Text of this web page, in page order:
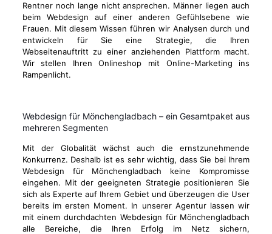
Rentner noch lange nicht ansprechen. Männer liegen auch
beim Webdesign auf einer anderen Gefühlsebene wie
Frauen. Mit diesem Wissen führen wir Analysen durch und
entwickeln für Sie eine Strategie, die Ihren
Webseitenauftritt zu einer anziehenden Plattform macht.
Wir stellen Ihren Onlineshop mit Online-Marketing ins
Rampenlicht.
Webdesign für Mönchengladbach – ein Gesamtpaket aus
mehreren Segmenten
Mit der Globalität wächst auch die ernstzunehmende
Konkurrenz. Deshalb ist es sehr wichtig, dass Sie bei Ihrem
Webdesign für Mönchengladbach keine Kompromisse
eingehen. Mit der geeigneten Strategie positionieren Sie
sich als Experte auf Ihrem Gebiet und überzeugen die User
bereits im ersten Moment. In unserer Agentur lassen wir
mit einem durchdachten Webdesign für Mönchengladbach
alle Bereiche, die Ihren Erfolg im Netz sichern,